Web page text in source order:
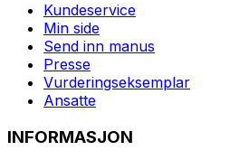
Kundeservice
Min side
Send inn manus
Presse
Vurderingseksemplar
Ansatte
INFORMASJON